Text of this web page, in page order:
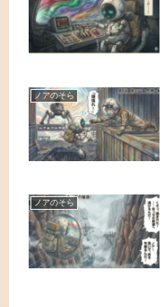
ノアのそら
ノアのそら